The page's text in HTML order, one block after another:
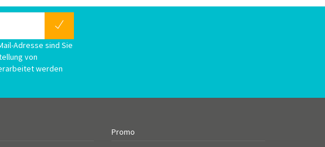
Adresse sind Sie
von
werden
Promo